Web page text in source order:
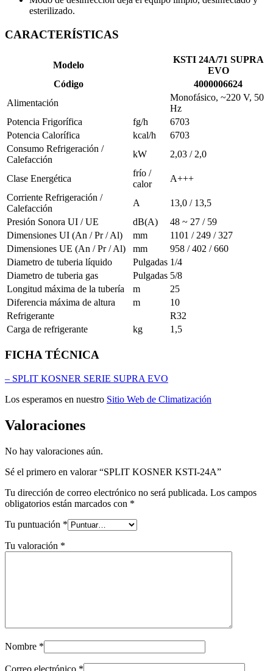
esterilizado.
CARACTERÍSTICAS
Modelo
KSTI 24A/71 SUPRA
EVO
Código
4000006624
Alimentación
Monofásico, ~220 V, 50
Hz
Potencia Frigorífica
fg/h
6703
Potencia Calorífica
kcal/h
6703
Consumo Refrigeración /
Calefacción
kW 2,03 / 2,0
Clase Energética
frío /
calor
A+++
Corriente Refrigeración /
Calefacción
A
13,0 / 13,5
Presión Sonora UI / UE
dB(A)
48 ~ 27 / 59
Dimensiones UI (An / Pr / Al)
mm
1101 / 249 / 327
Dimensiones UE (An / Pr / Al)
mm
958 / 402 / 660
Diametro de tuberia líquido
Pulgadas 1/4
Diametro de tuberia gas
Pulgadas 5/8
Longitud máxima de la tubería
m
25
Diferencia máxima de altura
m
10
Refrigerante
R32
Carga de refrigerante
kg 1,5
FICHA TÉCNICA
– SPLIT KOSNER SERIE SUPRA EVO
Los esperamos en nuestro Sitio Web de Climatización
Valoraciones
No hay valoraciones aún.
Sé el primero en valorar “SPLIT KOSNER KSTI-24A”
Tu dirección de correo electrónico no será publicada. Los campos
obligatorios están marcados con *
Tu puntuación *
Tu valoración *
Nombre *
Correo electrónico *